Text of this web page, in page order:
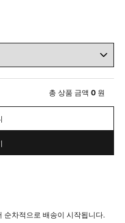
총 상품 금액 0 원
순차적으로 배송이 시작됩니다.